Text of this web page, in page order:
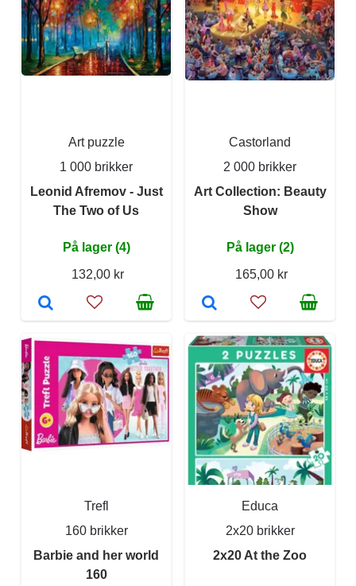
Art puzzle
1 000 brikker
Leonid Afremov - Just
The Two of Us
På lager (4)
132,00 kr
Castorland
2 000 brikker
Art Collection: Beauty
Show
På lager (2)
165,00 kr
Trefl
160 brikker
Barbie and her world
160
Educa
2x20 brikker
2x20 At the Zoo